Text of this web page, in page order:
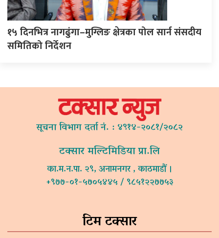
१५ दिनभित्र नागढुंगा–मुग्लिङ क्षेत्रका पोल सार्न संसदीय
समितिको निर्देशन
सूचना विभाग दर्ता नं. : ४९१४-२०८१/२०८२
टक्सार मल्टिमिडिया प्रा.लि
का.म.न.पा. २९, अनामनगर , काठमाडौं ।
+९७७-०१-५७०५४४५ / ९८५१२२७७५३
टिम टक्सार